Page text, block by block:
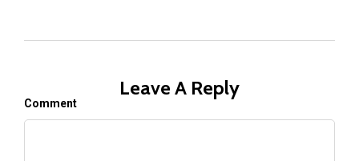
Leave A Reply
Comment